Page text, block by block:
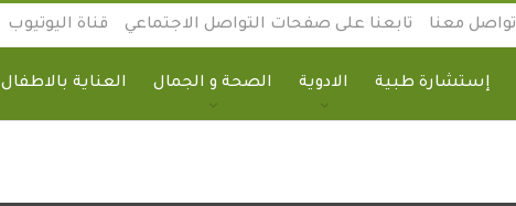
تواصل معنا تابعنا على صفحات التواصل الاجتماعي قناة اليوتيوب
إستشارة طبية الادوية الصحة و الجمال العناية بالاطفال